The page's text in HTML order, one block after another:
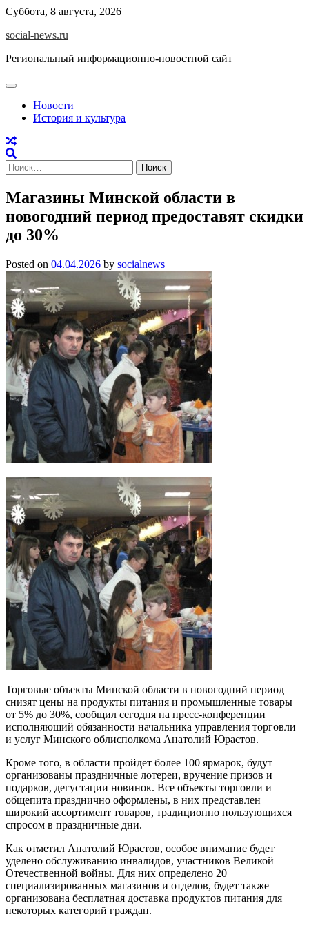
Skip
content
Суббота, 8 августа, 2026
social-news.ru
Региональный информационно-новостной сайт
Новости
История и культура
Найти:
Магазины Минской области в
новогодний период предоставят скидки
до 30%
Posted on 04.04.2026 by socialnews
Торговые объекты Минской области в новогодний период
снизят цены на продукты питания и промышленные товары
от 5% до 30%, сообщил сегодня на пресс-конференции
исполняющий обязанности начальника управления торговли
и услуг Минского облисполкома Анатолий Юрастов.
Кроме того, в области пройдет более 100 ярмарок, будут
организованы праздничные лотереи, вручение призов и
подарков, дегустации новинок. Все объекты торговли и
общепита празднично оформлены, в них представлен
широкий ассортимент товаров, традиционно пользующихся
спросом в праздничные дни.
Как отметил Анатолий Юрастов, особое внимание будет
уделено обслуживанию инвалидов, участников Великой
Отечественной войны. Для них определено 20
специализированных магазинов и отделов, будет также
организована бесплатная доставка продуктов питания для
некоторых категорий граждан.